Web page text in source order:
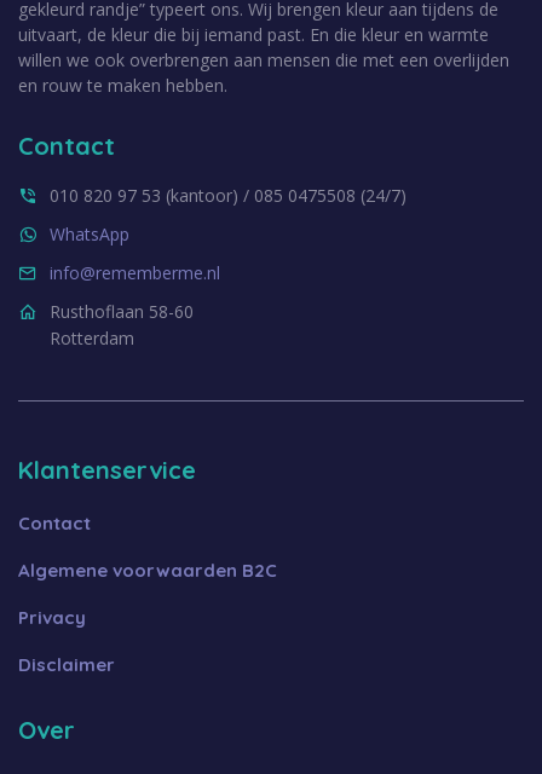
Contact
010 820 97 53 (kantoor) / 085 0475508 (24/7)
WhatsApp
info@rememberme.nl
Rusthoflaan 58-60
Rotterdam
gekleurd randje” typeert ons. Wij brengen kleur aan tijdens de
uitvaart, de kleur die bij iemand past. En die kleur en warmte
willen we ook overbrengen aan mensen die met een overlijden
en rouw te maken hebben.
Klantenservice
Contact
Algemene voorwaarden B2C
Privacy
Disclaimer
Over